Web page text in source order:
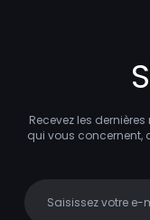
Recevez les
qui vous concernent,